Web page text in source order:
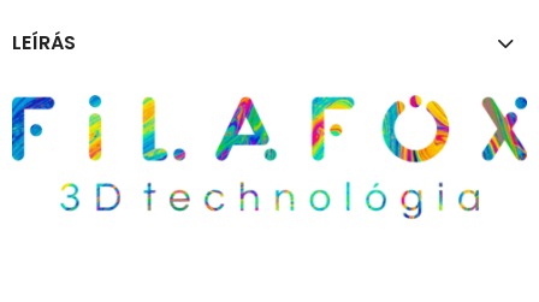
LEÍRÁS